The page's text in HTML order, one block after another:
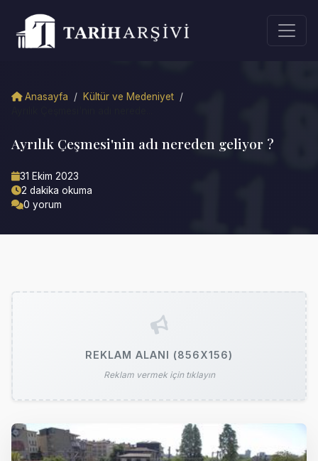
Anasayfa / Kültür ve Medeniyet /
Ayrılık Çeşmesi'nin adı nereden geliyor ?
31 Ekim 2023
2 dakika okuma
0 yorum
REKLAM ALANI (856X156)
Reklam vermek için tıklayın